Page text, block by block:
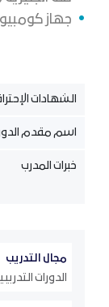
جهاز
الشهادات
اسم مقدم
خبرات المدرب
مجال التدريب
الدورات